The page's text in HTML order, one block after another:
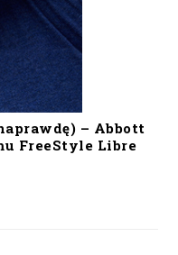
– Abbott
FreeStyle Libre